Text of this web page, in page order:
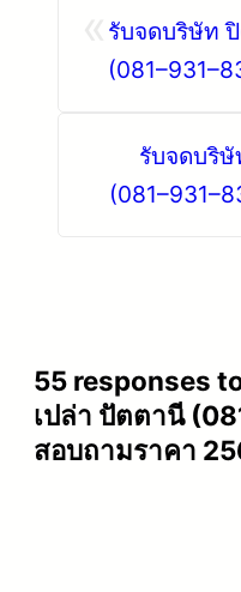
รับจดบริษัท
รับจดบริษั
55 responses
เปล่า ปัตตานี
สอบถามราคา